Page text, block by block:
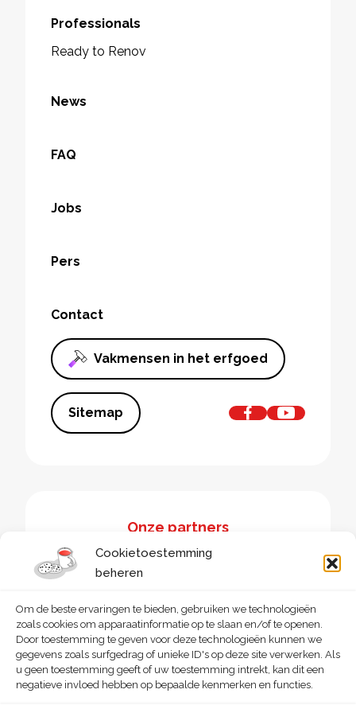
Cookietoestemming
beheren
Om de beste ervaringen te bieden, gebruiken we technologieën
zoals cookies om apparaatinformatie op te slaan en/of te openen.
Door toestemming te geven voor deze technologieën kunnen we
gegevens zoals surfgedrag of unieke ID's op deze site verwerken. Als
u geen toestemming geeft of uw toestemming intrekt, kan dit een
negatieve invloed hebben op bepaalde kenmerken en functies.
Professionals
Ready to Renov
News
FAQ
Jobs
Pers
Contact
Vakmensen in het erfgoed
Sitemap
Onze partners